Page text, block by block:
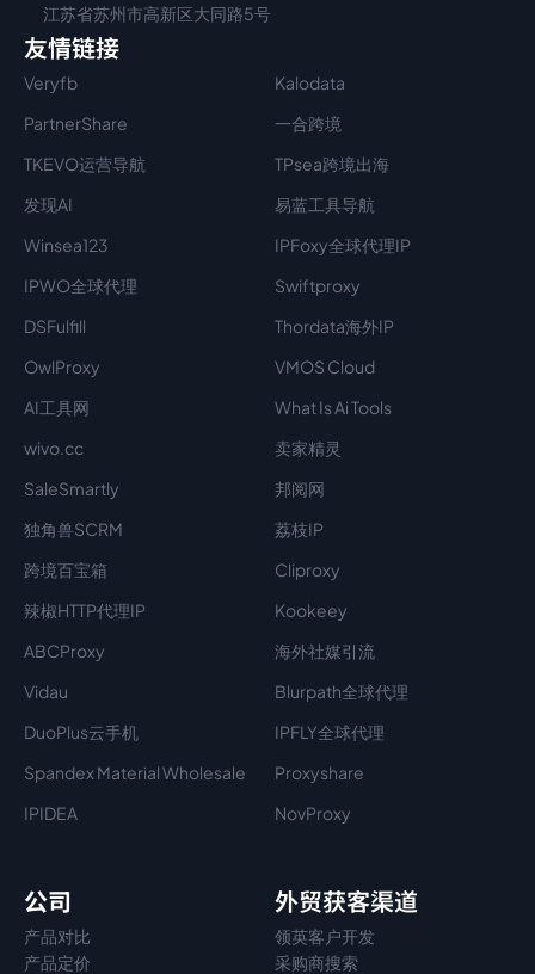
江苏省苏州市高新区大同路5号
友情链接
Veryfb
Kalodata
PartnerShare
一合跨境
TKEVO运营导航
TPsea跨境出海
发现AI
易蓝工具导航
Winsea123
IPFoxy全球代理IP
IPWO全球代理
Swiftproxy
DSFulfill
Thordata海外IP
OwlProxy
VMOS Cloud
AI工具网
What Is Ai Tools
wivo.cc
卖家精灵
SaleSmartly
邦阅网
独角兽SCRM
荔枝IP
跨境百宝箱
Cliproxy
辣椒HTTP代理IP
Kookeey
ABCProxy
海外社媒引流
Vidau
Blurpath全球代理
DuoPlus云手机
IPFLY全球代理
Spandex Material Wholesale​
Proxyshare
IPIDEA
NovProxy
公司
产品对比
产品定价
外贸获客渠道
领英客户开发
采购商搜索